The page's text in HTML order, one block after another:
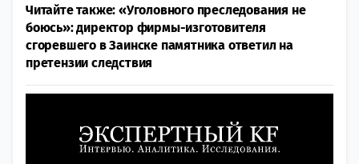
Читайте также: «Уголовного преследования не
боюсь»: директор фирмы-изготовителя
сгоревшего в Заинске памятника ответил на
претензии следствия